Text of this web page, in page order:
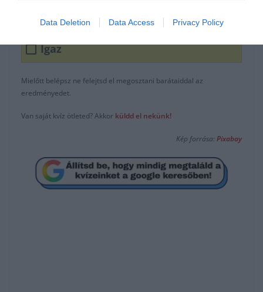
Data Deletion Data Access Privacy Policy
Igaz
Mielőtt belépsz ne felejtsd el megosztani barátaiddal az
eredményedet.
Van saját kvíz ötleted? Akkor küldd el nekünk!
Kép forrása:Pixabay